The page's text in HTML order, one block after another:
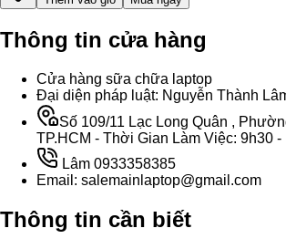
Thông tin cửa hàng
Cửa hàng sữa chữa laptop
Đại diện pháp luật: Nguyễn Thành
Số 109/11 Lạc Long Quân ,
TP.HCM - Thời Gian Làm Việc: 9h30 -
Lâm 0933358385
Email: salemainlaptop@gmail.com
Thông tin cần biết